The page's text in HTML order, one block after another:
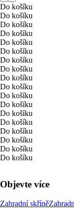
Do košíku
Do košíku
Do košíku
Do košíku
Do košíku
Do košíku
Do košíku
Do košíku
Do košíku
Do košíku
Do košíku
Do košíku
Do košíku
Do košíku
Do košíku
Do košíku
Do košíku
Do košíku
Objevte více
Zahradní skříně